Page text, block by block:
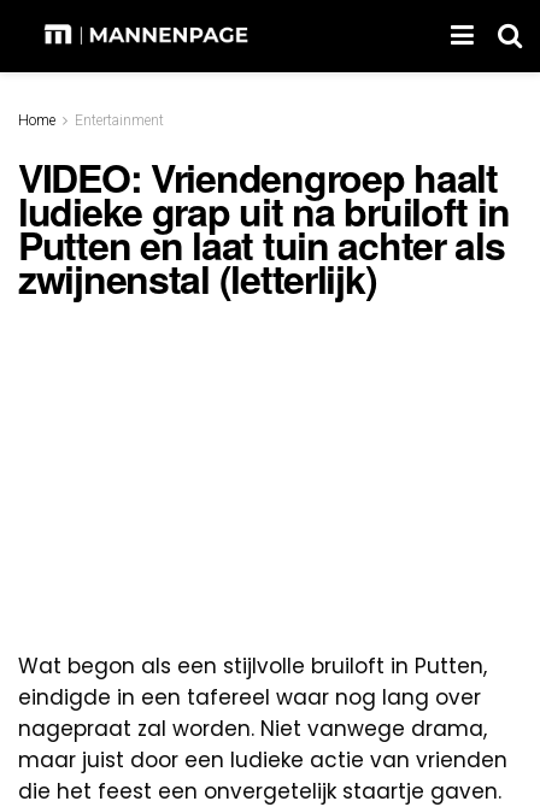
Home Entertainment
VIDEO: Vriendengroep haalt
ludieke grap uit na bruiloft in
Putten en laat tuin achter als
zwijnenstal (letterlijk)
Wat begon als een stijlvolle bruiloft in Putten,
eindigde in een tafereel waar nog lang over
nagepraat zal worden. Niet vanwege drama,
maar juist door een ludieke actie van vrienden
die het feest een onvergetelijk staartje gaven.